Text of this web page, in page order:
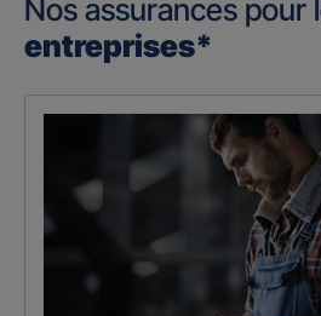
Nos assurances pour
entreprises*